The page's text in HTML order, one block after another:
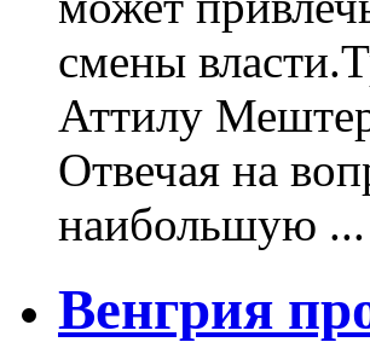
смены
Аттилу
Отвечая на
наибольшую ...
Венгрия